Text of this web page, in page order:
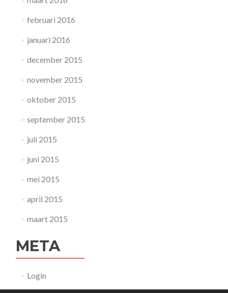
februari 2016
januari 2016
december 2015
november 2015
oktober 2015
september 2015
juli 2015
juni 2015
mei 2015
april 2015
maart 2015
META
Login